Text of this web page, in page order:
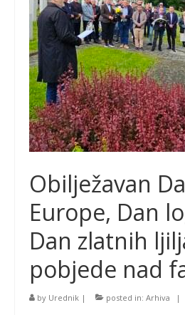
Obilježavan
Europe, Dan
Dan zlatnih
pobjede nad
by Urednik | posted in: Arhiva |